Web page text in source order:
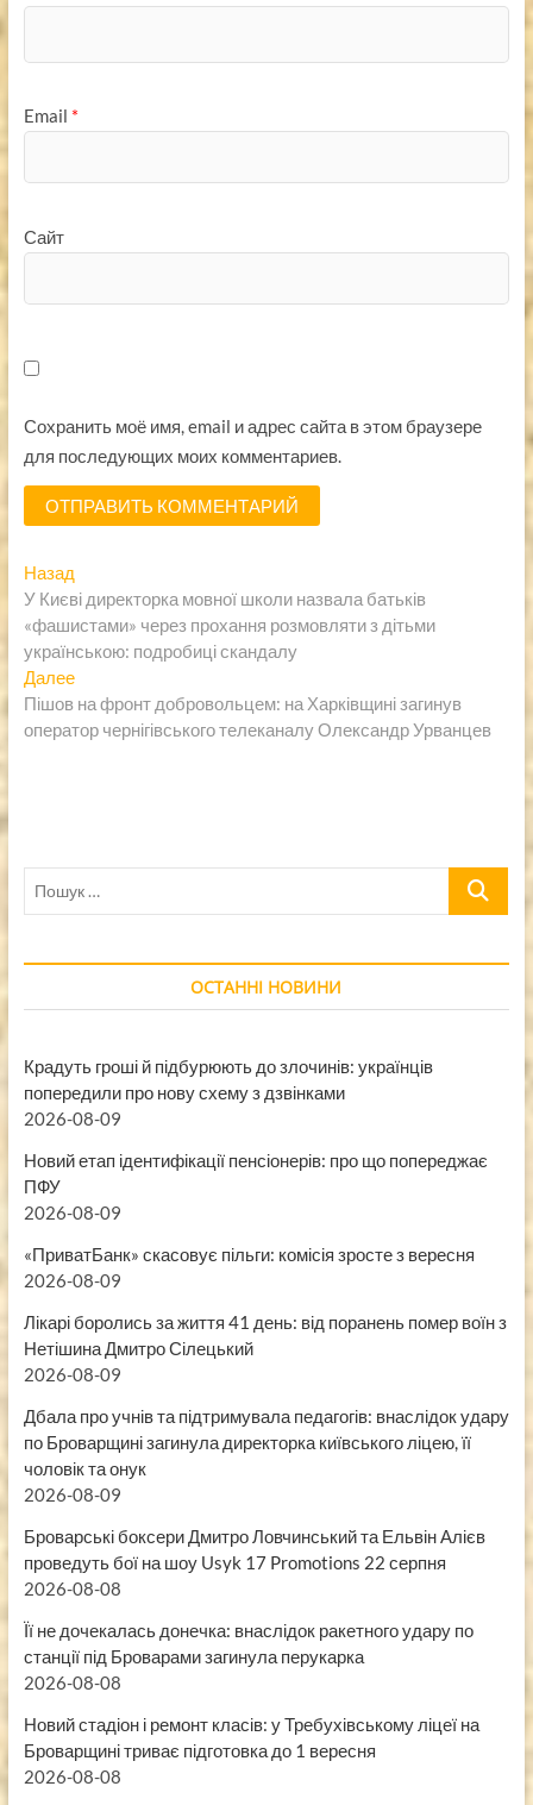
Email *
Сайт
Сохранить моё имя, email и адрес сайта в этом браузере
для последующих моих комментариев.
Навигация
по
записям
НазадПредыдущая
запись:
У Києві директорка мовної школи назвала батьків
«фашистами» через прохання розмовляти з дітьми
українською: подробиці скандалу
ДалееСледующая
запись:
Пішов на фронт добровольцем: на Харківщині загинув
оператор чернігівського телеканалу Олександр Урванцев
Пошук
ОСТАННІ НОВИНИ
Крадуть гроші й підбурюють до злочинів: українців
попередили про нову схему з дзвінками
2026-08-09
Новий етап ідентифікації пенсіонерів: про що попереджає
ПФУ
2026-08-09
«ПриватБанк» скасовує пільги: комісія зросте з вересня
2026-08-09
Лікарі боролись за життя 41 день: від поранень помер воїн з
Нетішина Дмитро Сілецький
2026-08-09
Дбала про учнів та підтримувала педагогів: внаслідок удару
по Броварщині загинула директорка київського ліцею, її
чоловік та онук
2026-08-09
Броварські боксери Дмитро Ловчинський та Ельвін Алієв
проведуть бої на шоу Usyk 17 Promotions 22 серпня
2026-08-08
Її не дочекалась донечка: внаслідок ракетного удару по
станції під Броварами загинула перукарка
2026-08-08
Новий стадіон і ремонт класів: у Требухівському ліцеї на
Броварщині триває підготовка до 1 вересня
2026-08-08